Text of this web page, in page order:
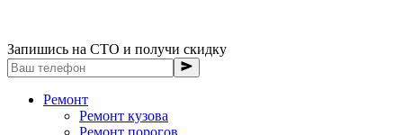
Запишись на СТО и получи скидку
Ремонт
Ремонт кузова